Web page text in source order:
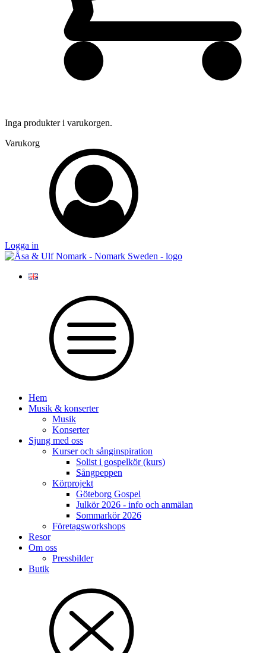
Inga produkter i varukorgen.
Varukorg
Logga in
Hem
Musik & konserter
Musik
Konserter
Sjung med oss
Kurser och sånginspiration
Solist i gospelkör (kurs)
Sångpeppen
Körprojekt
Göteborg Gospel
Julkör 2026 - info och anmälan
Sommarkör 2026
Företagsworkshops
Resor
Om oss
Pressbilder
Butik